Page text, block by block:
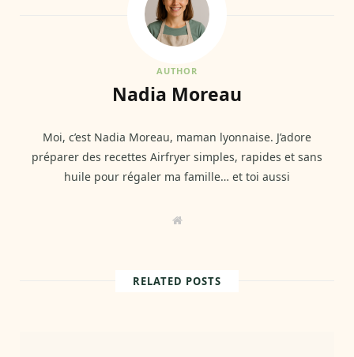
AUTHOR
Nadia Moreau
Moi, c’est Nadia Moreau, maman lyonnaise. J’adore
préparer des recettes Airfryer simples, rapides et sans
huile pour régaler ma famille… et toi aussi
W
RELATED POSTS